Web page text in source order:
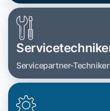
Servicepartner-